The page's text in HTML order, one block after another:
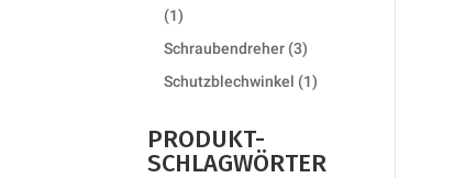
11
product
Schraubendreher 33
products
Schutzblechwinkel 11
PRODUKT-
SCHLAGWÖRTER